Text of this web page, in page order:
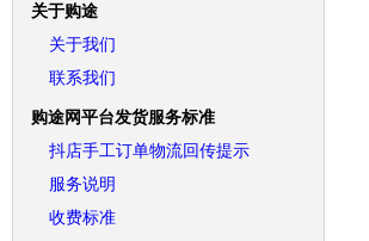
关于购途
关于我们
联系我们
购途网平台发货服务标准
抖店手工订单物流回传提示
服务说明
收费标准